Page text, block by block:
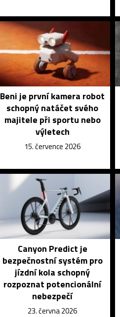
Beni je první kamera robot
schopný natáčet svého
majitele při sportu nebo
výletech
15. července 2026
Canyon Predict je
bezpečnostní systém pro
jízdní kola schopný
rozpoznat potencionální
nebezpečí
23. června 2026